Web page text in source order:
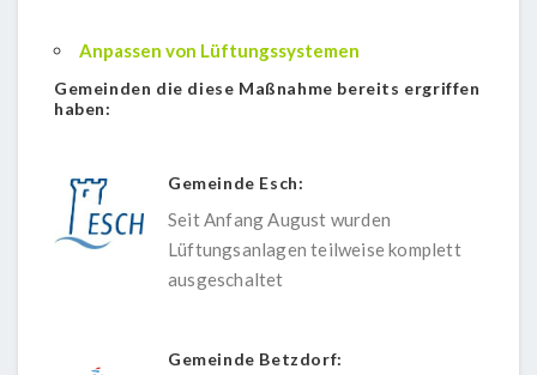
Anpassen von Lüftungssystemen
Gemeinden die diese Maßnahme bereits ergriffen
haben:
Gemeinde Esch:
Seit Anfang August wurden
Lüftungsanlagen teilweise komplett
ausgeschaltet
Gemeinde Betzdorf: